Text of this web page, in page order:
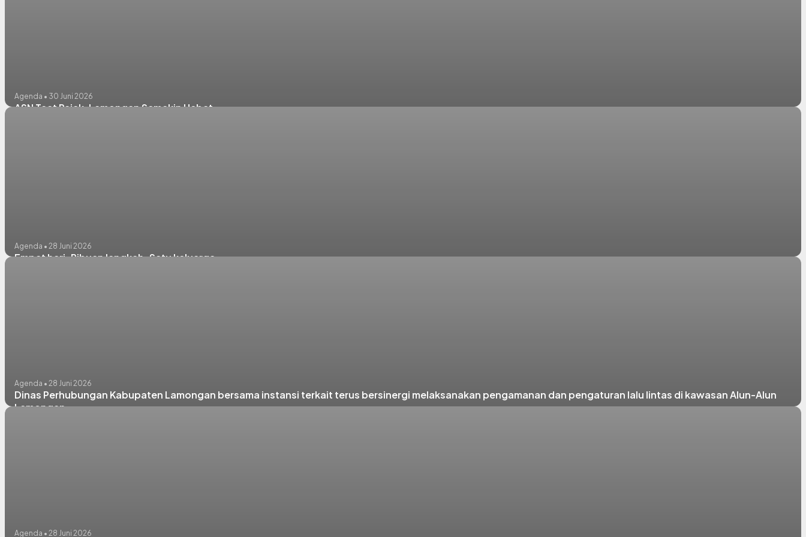
Agenda • 30 Juni 2026
ASN Taat Pajak, Lamongan Semakin Hebat
Agenda • 28 Juni 2026
Empat hari. Ribuan langkah. Satu keluarga.
Agenda • 28 Juni 2026
Dinas Perhubungan Kabupaten Lamongan bersama instansi terkait terus bersinergi melaksanakan pengamanan dan pengaturan lalu lintas di kawasan Alun-Alun
Lamongan.
Agenda • 28 Juni 2026